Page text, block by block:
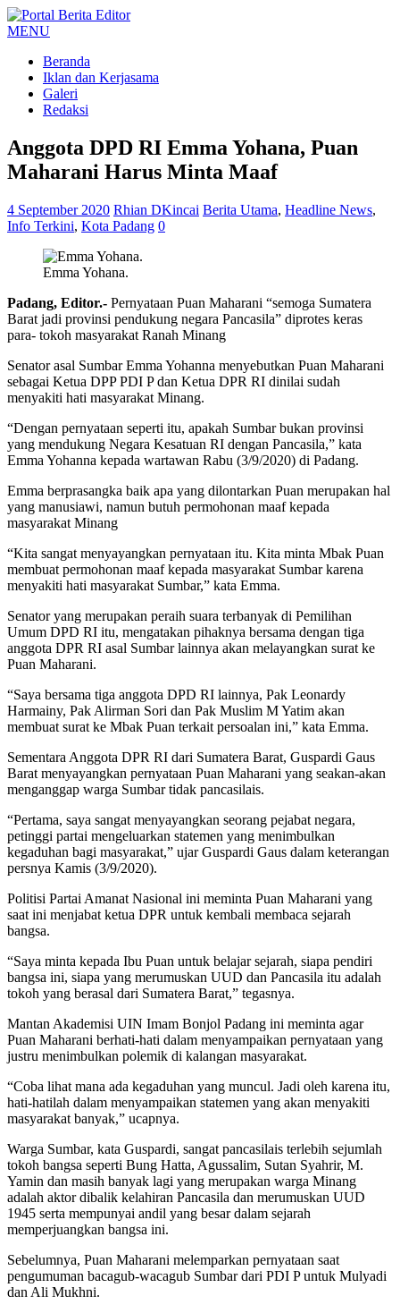
MENU
Beranda
Iklan dan Kerjasama
Galeri
Redaksi
Anggota DPD RI Emma Yohana, Puan
Maharani Harus Minta Maaf
4 September 2020 Rhian DKincai Berita Utama, Headline News,
Info Terkini, Kota Padang 0
Emma Yohana.
Padang, Editor.- Pernyataan Puan Maharani “semoga Sumatera
Barat jadi provinsi pendukung negara Pancasila” diprotes keras
para- tokoh masyarakat Ranah Minang
Senator asal Sumbar Emma Yohanna menyebutkan Puan Maharani
sebagai Ketua DPP PDI P dan Ketua DPR RI dinilai sudah
menyakiti hati masyarakat Minang.
“Dengan pernyataan seperti itu, apakah Sumbar bukan provinsi
yang mendukung Negara Kesatuan RI dengan Pancasila,” kata
Emma Yohanna kepada wartawan Rabu (3/9/2020) di Padang.
Emma berprasangka baik apa yang dilontarkan Puan merupakan hal
yang manusiawi, namun butuh permohonan maaf kepada
masyarakat Minang
“Kita sangat menyayangkan pernyataan itu. Kita minta Mbak Puan
membuat permohonan maaf kepada masyarakat Sumbar karena
menyakiti hati masyarakat Sumbar,” kata Emma.
Senator yang merupakan peraih suara terbanyak di Pemilihan
Umum DPD RI itu, mengatakan pihaknya bersama dengan tiga
anggota DPR RI asal Sumbar lainnya akan melayangkan surat ke
Puan Maharani.
“Saya bersama tiga anggota DPD RI lainnya, Pak Leonardy
Harmainy, Pak Alirman Sori dan Pak Muslim M Yatim akan
membuat surat ke Mbak Puan terkait persoalan ini,” kata Emma.
Sementara Anggota DPR RI dari Sumatera Barat, Guspardi Gaus
Barat menyayangkan pernyataan Puan Maharani yang seakan-akan
menganggap warga Sumbar tidak pancasilais.
“Pertama, saya sangat menyayangkan seorang pejabat negara,
petinggi partai mengeluarkan statemen yang menimbulkan
kegaduhan bagi masyarakat,” ujar Guspardi Gaus dalam keterangan
persnya Kamis (3/9/2020).
Politisi Partai Amanat Nasional ini meminta Puan Maharani yang
saat ini menjabat ketua DPR untuk kembali membaca sejarah
bangsa.
“Saya minta kepada Ibu Puan untuk belajar sejarah, siapa pendiri
bangsa ini, siapa yang merumuskan UUD dan Pancasila itu adalah
tokoh yang berasal dari Sumatera Barat,” tegasnya.
Mantan Akademisi UIN Imam Bonjol Padang ini meminta agar
Puan Maharani berhati-hati dalam menyampaikan pernyataan yang
justru menimbulkan polemik di kalangan masyarakat.
“Coba lihat mana ada kegaduhan yang muncul. Jadi oleh karena itu,
hati-hatilah dalam menyampaikan statemen yang akan menyakiti
masyarakat banyak,” ucapnya.
Warga Sumbar, kata Guspardi, sangat pancasilais terlebih sejumlah
tokoh bangsa seperti Bung Hatta, Agussalim, Sutan Syahrir, M.
Yamin dan masih banyak lagi yang merupakan warga Minang
adalah aktor dibalik kelahiran Pancasila dan merumuskan UUD
1945 serta mempunyai andil yang besar dalam sejarah
memperjuangkan bangsa ini.
Sebelumnya, Puan Maharani melemparkan pernyataan saat
pengumuman bacagub-wacagub Sumbar dari PDI P untuk Mulyadi
dan Ali Mukhni.